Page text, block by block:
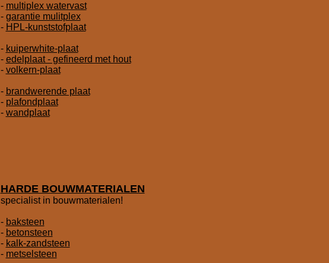
- multiplex watervast
- garantie mulitplex
- HPL-kunststofplaat
- kuiperwhite-plaat
- edelplaat - gefineerd met hout
- volkern-plaat
- brandwerende plaat
- plafondplaat
- wandplaat
HARDE BOUWMATERIALEN
specialist in bouwmaterialen!
- baksteen
- betonsteen
- kalk-zandsteen
- metselsteen